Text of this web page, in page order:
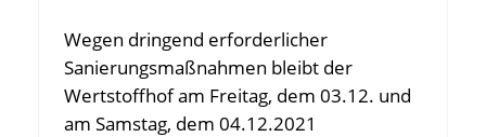
Wegen dringend erforderlicher
Sanierungsmaßnahmen bleibt der
Wertstoffhof am Freitag, dem 03.12. und
am Samstag, dem 04.12.2021